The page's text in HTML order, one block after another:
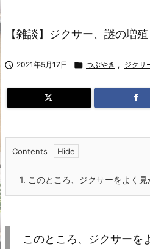
【雑談】ジクサー、謎の増殖
 2021年5月17日  つぶやき , ジクサ
Contents
1. このところ、ジクサーをよく見
このところ、ジクサーを